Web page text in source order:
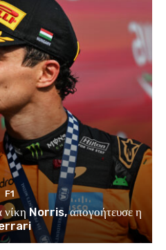
F1
νίκη Norris, απογοήτευσε η